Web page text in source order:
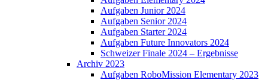
Aufgaben Junior 2024
Aufgaben Senior 2024
Aufgaben Starter 2024
Aufgaben Future Innovators 2024
Schweizer Finale 2024 – Ergebnisse
Archiv 2023
Aufgaben RoboMission Elementary 2023